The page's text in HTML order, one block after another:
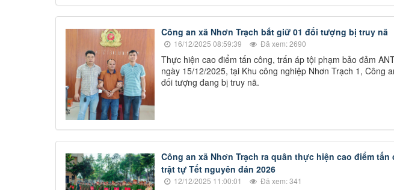
Công an xã Nhơn Trạch bắt giữ 01 đối tượng bị truy nã
16/12/2025 08:59:39 Đã xem: 2690
Thực hiện cao điểm tấn công, trấn áp tội phạm bảo đảm
ngày 15/12/2025, tại Khu công nghiệp Nhơn Trạch 1, Công
đối tượng đang bị truy nã.
Công an xã Nhơn Trạch ra quân thực hiện cao điểm
trật tự Tết nguyên đán 2026
12/12/2025 11:00:01 Đã xem: 341